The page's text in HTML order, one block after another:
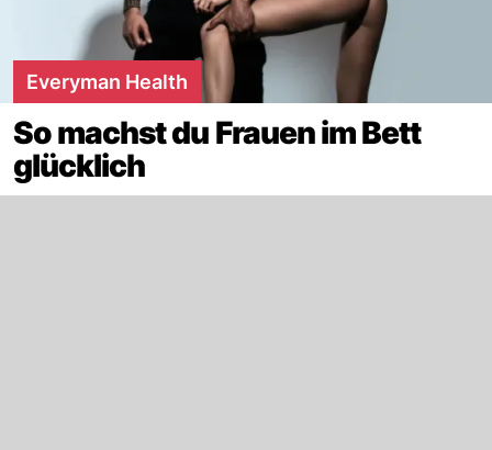
Everyman Health
So machst du Frauen im Bett
glücklich